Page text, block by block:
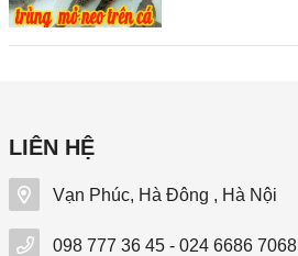
LIÊN HỆ
Vạn Phúc, Hà Đông , Hà Nội
098 777 36 45 - 024 6686 7068